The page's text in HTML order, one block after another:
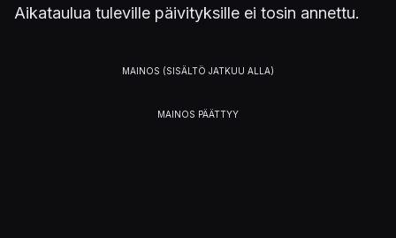
Aikataulua tuleville päivityksille ei tosin annettu.